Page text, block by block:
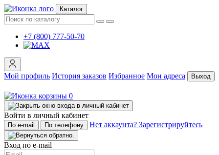
Каталог
+7 (800) 777-50-70
Мой профиль История заказов Избранное Мои адреса Выход
0
Войти в личный кабинет
По e-mail По телефону Нет аккаунта? Зарегистрируйтесь
Вход по e-mail